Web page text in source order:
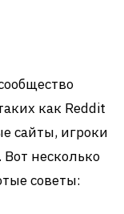
как Reddit
сайты, игроки
несколько
советы: